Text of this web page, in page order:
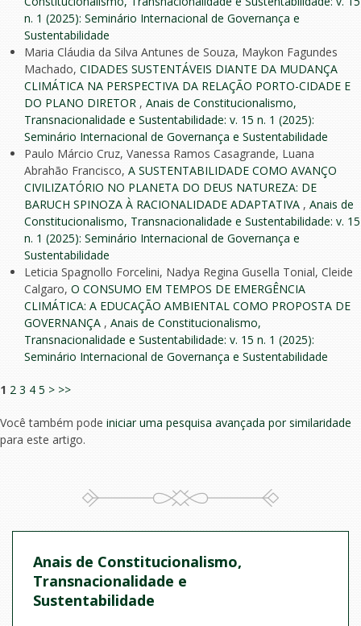
n. 1 (2025): Seminário Internacional de Governança e
Sustentabilidade
Maria Cláudia da Silva Antunes de Souza, Maykon Fagundes
Machado, CIDADES SUSTENTÁVEIS DIANTE DA MUDANÇA
CLIMÁTICA NA PERSPECTIVA DA RELAÇÃO PORTO-CIDADE E
DO PLANO DIRETOR , Anais de Constitucionalismo,
Transnacionalidade e Sustentabilidade: v. 15 n. 1 (2025):
Seminário Internacional de Governança e Sustentabilidade
Paulo Márcio Cruz, Vanessa Ramos Casagrande, Luana
Abrahão Francisco, A SUSTENTABILIDADE COMO AVANÇO
CIVILIZATÓRIO NO PLANETA DO DEUS NATUREZA: DE
BARUCH SPINOZA À RACIONALIDADE ADAPTATIVA , Anais de
Constitucionalismo, Transnacionalidade e Sustentabilidade: v. 15
n. 1 (2025): Seminário Internacional de Governança e
Sustentabilidade
Leticia Spagnollo Forcelini, Nadya Regina Gusella Tonial, Cleide
Calgaro, O CONSUMO EM TEMPOS DE EMERGÊNCIA
CLIMÁTICA: A EDUCAÇÃO AMBIENTAL COMO PROPOSTA DE
GOVERNANÇA , Anais de Constitucionalismo,
Transnacionalidade e Sustentabilidade: v. 15 n. 1 (2025):
Seminário Internacional de Governança e Sustentabilidade
1 2 3 4 5 > >>
Você também pode iniciar uma pesquisa avançada por similaridade
para este artigo.
Anais de Constitucionalismo,
Transnacionalidade e
Sustentabilidade